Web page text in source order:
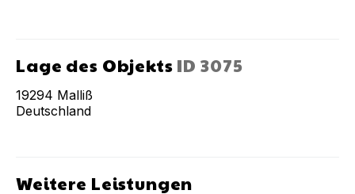
Lage des Objekts ID3075
19294 Malliß
Deutschland
Weitere Leistungen